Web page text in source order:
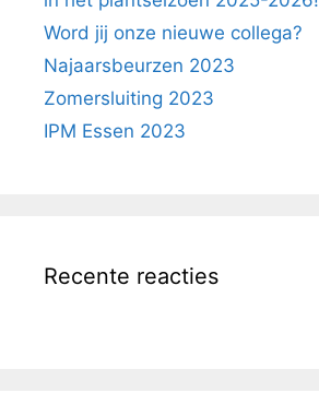
Word jij onze nieuwe collega?
Najaarsbeurzen 2023
Zomersluiting 2023
IPM Essen 2023
Recente reacties